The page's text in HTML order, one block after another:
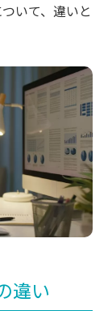
ついて、違いと
違い